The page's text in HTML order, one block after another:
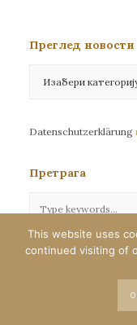
Преглед новости
новости
Datenschutzerklärung
Претрага
Сва права
Илустрације : Јелена
This website uses
continued visiting of